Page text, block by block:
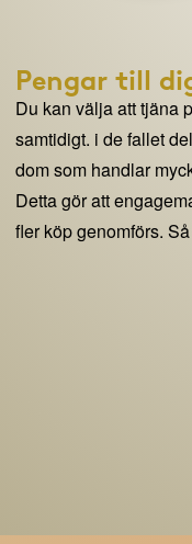
Pengar till
Du kan välja att tjäna
samtidigt. i de fallet
dom som handlar
Detta gör att
fler köp genomförs.